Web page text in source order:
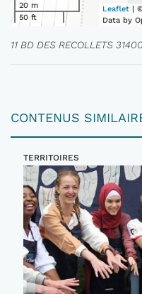
20 m
50 ft
Leaflet |
Data by
11 BD DES RECOLLETS
CONTENUS
TERRITOIRES